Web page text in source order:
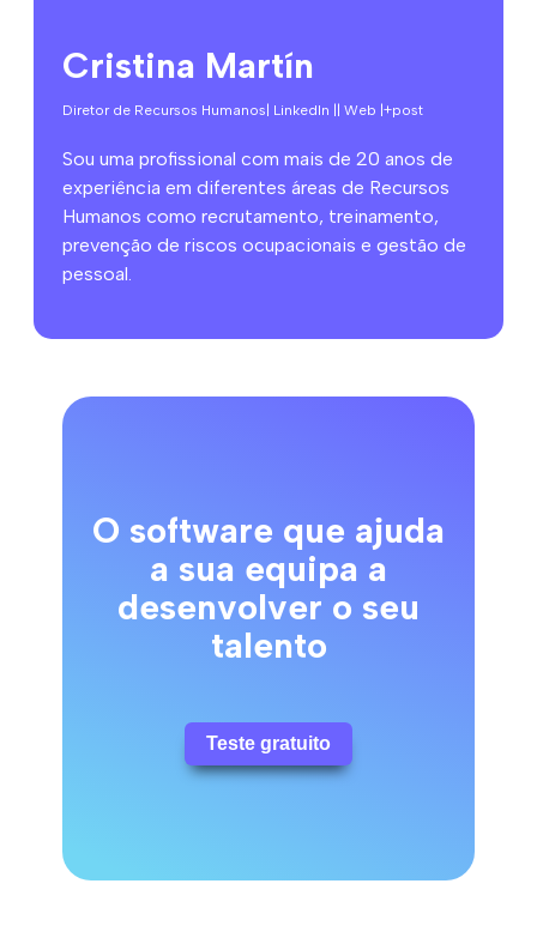
Cristina Martín
Diretor de Recursos Humanos | LinkedIn | | Web | +post
Sou uma profissional com mais de 20 anos de
experiência em diferentes áreas de Recursos
Humanos como recrutamento, treinamento,
prevenção de riscos ocupacionais e gestão de
pessoal.
O software que ajuda
a sua equipa a
desenvolver o seu
talento
Teste gratuito